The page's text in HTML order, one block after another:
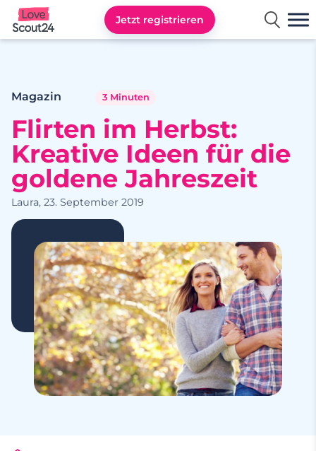
Lovescout24
Jetzt registrieren
Magazin 3 Minuten
Flirten im Herbst:
Kreative Ideen für die
goldene Jahreszeit
Laura, 23. September 2019